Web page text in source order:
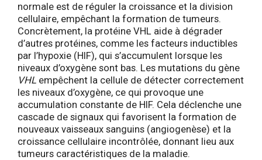
normale est de réguler la croissance et la division
cellulaire, empêchant la formation de tumeurs.
Concrètement, la protéine VHL aide à dégrader
d’autres protéines, comme les facteurs inductibles
par l’hypoxie (HIF), qui s’accumulent lorsque les
niveaux d’oxygène sont bas. Les mutations du gène
VHL empêchent la cellule de détecter correctement
les niveaux d’oxygène, ce qui provoque une
accumulation constante de HIF. Cela déclenche une
cascade de signaux qui favorisent la formation de
nouveaux vaisseaux sanguins (angiogenèse) et la
croissance cellulaire incontrôlée, donnant lieu aux
tumeurs caractéristiques de la maladie.